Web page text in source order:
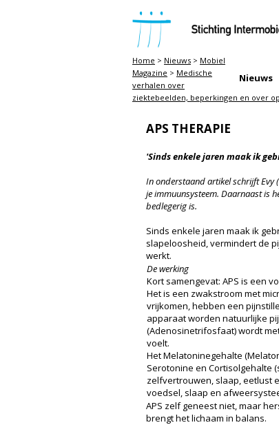
STICHTING INTERMOBIEL
MAIN
Nieuws
Home > Nieuws > Mobiel
Magazine > Medische
verhalen over
ziektebeelden, beperkingen en over
APS THERAPIE
'Sinds enkele jaren maak ik
In onderstaand artikel schrijft Evy
je immuunsysteem. Daarnaast is
bedlegerig is.
Sinds enkele jaren maak ik
slapeloosheid, vermindert de
werkt.
De werking
Kort samengevat: APS is een
Het is een zwakstroom met
vrijkomen, hebben een
apparaat worden natuurlijke
(Adenosinetrifosfaat) wordt
voelt.
Het Melatoninegehalte
Serotonine en Cortisolgehalte
zelfvertrouwen, slaap, eetlust
voedsel, slaap en
APS zelf geneest niet, maar
brengt het lichaam in balans.